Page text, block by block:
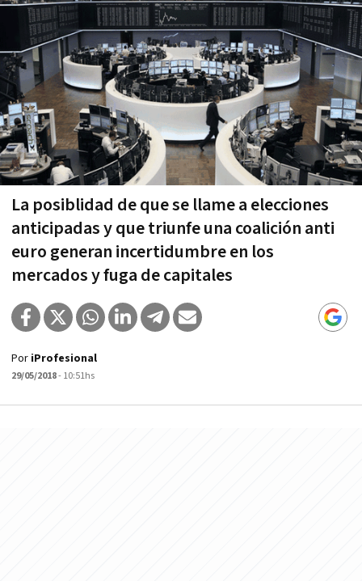
La posiblidad de que se llame a elecciones
anticipadas y que triunfe una coalición anti
euro generan incertidumbre en los
mercados y fuga de capitales
Por iProfesional
29/05/2018- 10:51hs